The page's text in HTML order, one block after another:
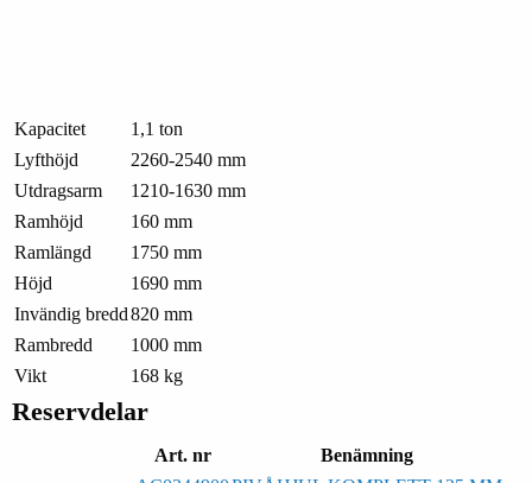
Kapacitet
1,1 ton
Lyfthöjd
2260-2540 mm
Utdragsarm
1210-1630 mm
Ramhöjd
160 mm
Ramlängd
1750 mm
Höjd
1690 mm
Invändig bredd820 mm
Rambredd
1000 mm
Vikt
168 kg
Reservdelar
Art. nr
Benämning